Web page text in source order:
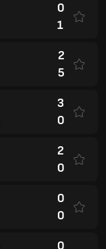
0
1
2
5
3
0
2
0
0
0
0